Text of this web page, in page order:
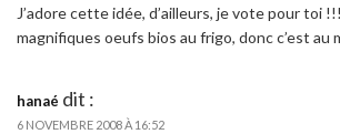
J’adore cette idée, d’ailleurs, je vote pour toi
magnifiques oeufs bios au frigo, donc c’est au
hanaé dit :
6 NOVEMBRE 2008 À 16:52